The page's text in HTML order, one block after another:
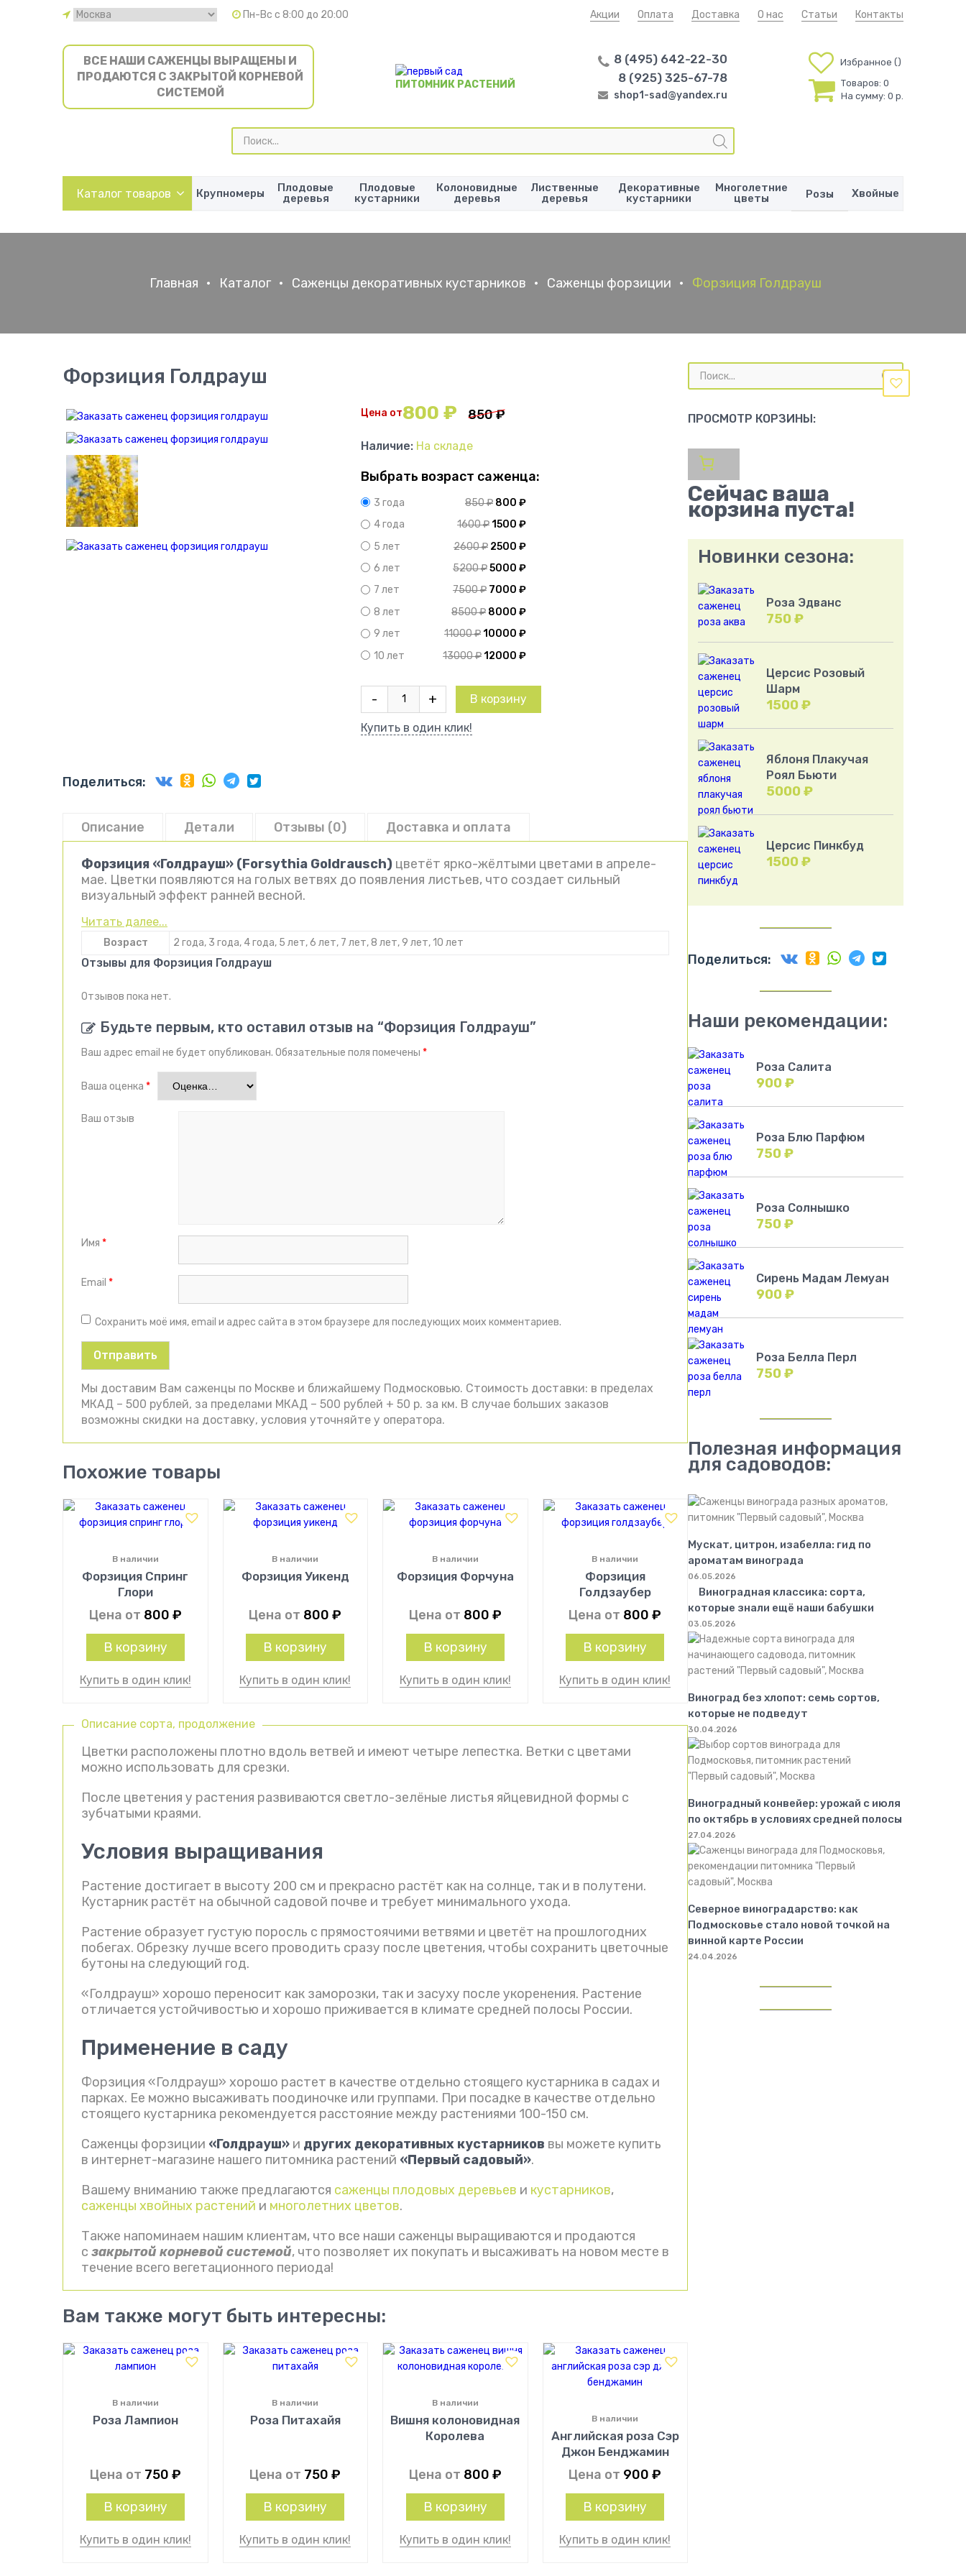
Пн-Вс с 8:00 до 20:00 Акции Оплата Доставка О нас Статьи Контакты
ВСЕ НАШИ САЖЕНЦЫ ВЫРАЩЕНЫ И
ПРОДАЮТСЯ С ЗАКРЫТОЙ КОРНЕВОЙ
СИСТЕМОЙ
ПИТОМНИК РАСТЕНИЙ
8 (495) 642-22-30
8 (925) 325-67-78
shop1-sad@yandex.ru
Избранное
Товаров: 0
На сумму: 0 р.
Поиск
товаров
Каталог товаров Крупномеры
Плодовые
деревья
Плодовые
кустарники
Колоновидные
деревья
Лиственные
деревья
Декоративные
кустарники
Многолетние
цветы
Розы Хвойные
Главная • Каталог • Саженцы декоративных кустарников • Саженцы форзиции • Форзиция Голдрауш
Форзиция Голдрауш
Цена от 850₽
800 ₽
Наличие: На складе
Выбрать возраст саженца:
3 года 850₽ 800 ₽
4 года
1600₽1500 ₽
5 лет
2600₽ 2500 ₽
6 лет
5200₽5000 ₽
7 лет
7500₽ 7000 ₽
8 лет
8500₽ 8000 ₽
9 лет
11000₽10000 ₽
10 лет
13000₽12000 ₽
-
Количество
Форзиция
+ В корзину
Купить в один клик!
Поделиться:
Описание Детали Отзывы (0) Доставка и оплата
Форзиция «Голдрауш» (Forsythia Goldrausch) цветёт ярко-жёлтыми цветами в апреле-
мае. Цветки появляются на голых ветвях до появления листьев, что создает сильный
визуальный эффект ранней весной.
Читать далее...
Возраст 2 года, 3 года, 4 года, 5 лет, 6 лет, 7 лет, 8 лет, 9 лет, 10 лет
Отзывы для Форзиция Голдрауш
Отзывов пока нет.
Будьте первым, кто оставил отзыв на “Форзиция Голдрауш”
Ваш адрес email не будет опубликован. Обязательные поля помечены *
Ваша оценка *
Ваш отзыв
Имя *
Email *
Сохранить моё имя, email и адрес сайта в этом браузере для последующих моих комментариев.
Мы доставим Вам саженцы по Москве и ближайшему Подмосковью. Стоимость доставки: в пределах
МКАД – 500 рублей, за пределами МКАД – 500 рублей + 50 р. за км. В случае больших заказов
возможны скидки на доставку, условия уточняйте у оператора.
Описание сорта, продолжение
Цветки расположены плотно вдоль ветвей и имеют четыре лепестка. Ветки с цветами
можно использовать для срезки.
После цветения у растения развиваются светло-зелёные листья яйцевидной формы с
зубчатыми краями.
Условия выращивания
Растение достигает в высоту 200 см и прекрасно растёт как на солнце, так и в полутени.
Кустарник растёт на обычной садовой почве и требует минимального ухода.
Растение образует густую поросль с прямостоячими ветвями и цветёт на прошлогодних
побегах. Обрезку лучше всего проводить сразу после цветения, чтобы сохранить цветочные
бутоны на следующий год.
«Голдрауш» хорошо переносит как заморозки, так и засуху после укоренения. Растение
отличается устойчивостью и хорошо приживается в климате средней полосы России.
Применение в саду
Форзиция «Голдрауш» хорошо растет в качестве отдельно стоящего кустарника в садах и
парках. Ее можно высаживать поодиночке или группами. При посадке в качестве отдельно
стоящего кустарника рекомендуется расстояние между растениями 100-150 см.
Саженцы форзиции «Голдрауш» и других декоративных кустарников вы можете купить
в интернет-магазине нашего питомника растений «Первый садовый».
Вашему вниманию также предлагаются саженцы плодовых деревьев и кустарников,
саженцы хвойных растений и многолетних цветов.
Также напоминаем нашим клиентам, что все наши саженцы выращиваются и продаются
с закрытой корневой системой, что позволяет их покупать и высаживать на новом месте в
течение всего вегетационного периода!
Похожие товары
Форзиция Спринг
Глори
В наличии
Цена от 800 ₽
В корзину
Купить в один клик!
Форзиция Уикенд
В наличии
Цена от 800₽
В корзину
Купить в один клик!
Форзиция Форчуна
В наличии
Цена от 800 ₽
В корзину
Купить в один клик!
Форзиция
Голдзаубер
В наличии
Цена от 800₽
В корзину
Купить в один клик!
Вам также могут быть интересны:
Роза Лампион
В наличии
Цена от 750 ₽
В корзину
Купить в один клик!
Роза Питахайя
В наличии
Цена от 750₽
В корзину
Купить в один клик!
Вишня колоновидная
Королева
В наличии
Цена от 800 ₽
В корзину
Купить в один клик!
Английская роза Сэр
Джон Бенджамин
В наличии
Цена от 900₽
В корзину
Купить в один клик!
Поиск
товаров
ПРОСМОТР КОРЗИНЫ:
Сейчас ваша
корзина пуста!
Новинки сезона:
Роза Эдванс
750 ₽
Церсис Розовый
Шарм
1500 ₽
Яблоня Плакучая
Роял Бьюти
5000 ₽
Церсис Пинкбуд
1500 ₽
Поделиться:
Наши рекомендации:
Роза Салита
900₽
Роза Блю Парфюм
750₽
Роза Солнышко
750₽
Сирень Мадам Лемуан
900₽
Роза Белла Перл
750₽
Полезная информация
для садоводов:
Мускат, цитрон, изабелла: гид по
ароматам винограда
06.05.2026
Виноградная классика: сорта,
которые знали ещё наши бабушки
03.05.2026
Виноград без хлопот: семь сортов,
которые не подведут
30.04.2026
Виноградный конвейер: урожай с июля
по октябрь в условиях средней полосы
27.04.2026
Северное виноградарство: как
Подмосковье стало новой точкой на
винной карте России
24.04.2026